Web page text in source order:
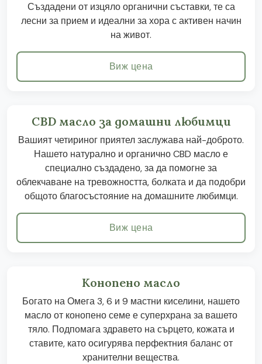
Създадени от изцяло органични съставки, те са
лесни за прием и идеални за хора с активен начин
на живот.
Виж цена
CBD масло за домашни любимци
Вашият четириног приятел заслужава най-доброто.
Нашето натурално и органично CBD масло е
специално създадено, за да помогне за
облекчаване на тревожността, болката и да подобри
общото благосъстояние на домашните любимци.
Виж цена
Конопено масло
Богато на Омега 3, 6 и 9 мастни киселини, нашето
масло от конопено семе е суперхрана за вашето
тяло. Подпомага здравето на сърцето, кожата и
ставите, като осигурява перфектния баланс от
хранителни вещества.